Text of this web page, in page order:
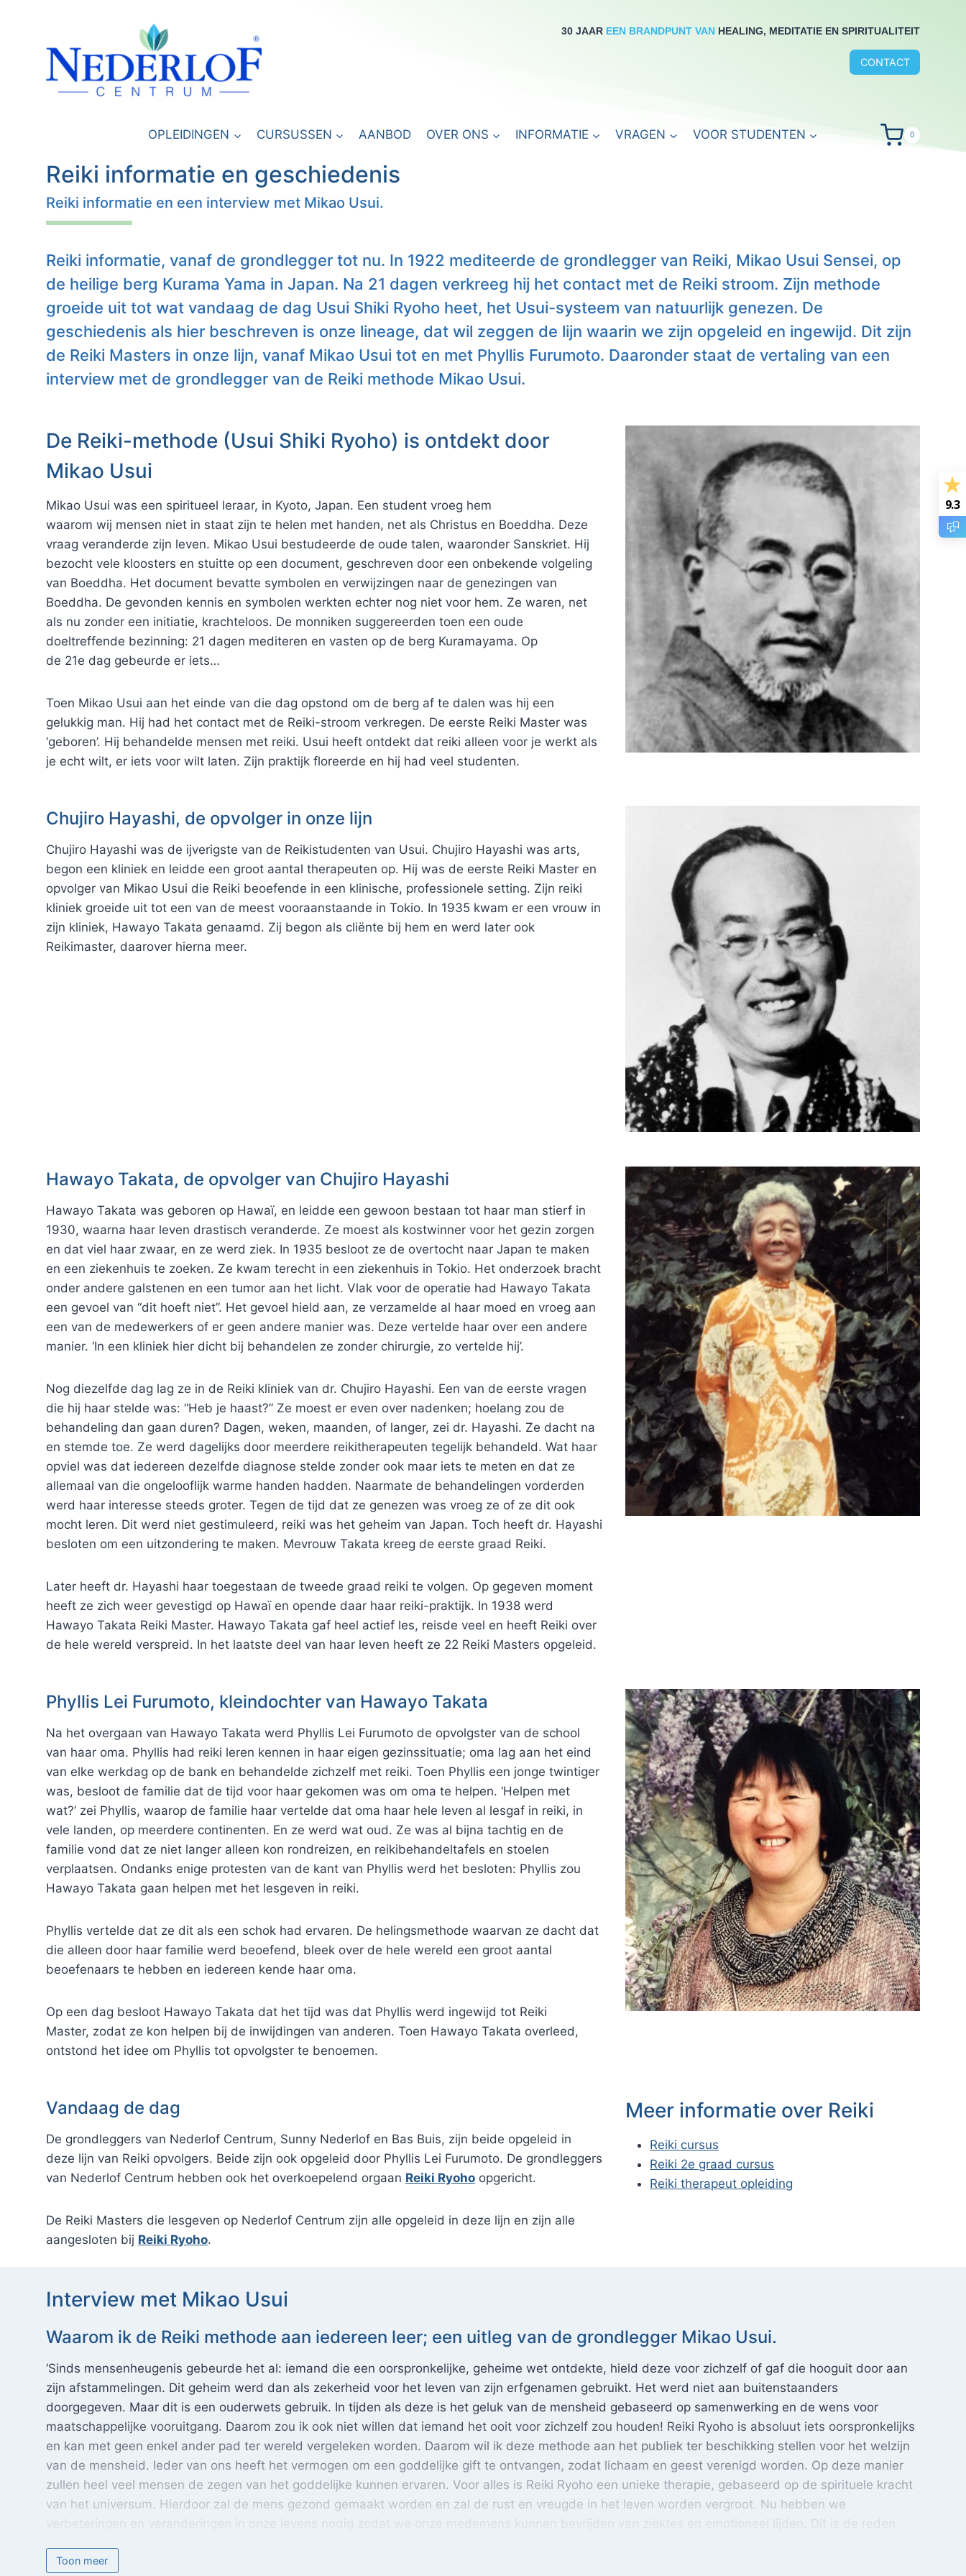
30 JAAR EEN BRANDPUNT VAN HEALING, MEDITATIE EN SPIRITUALITEIT
CONTACT
OPLEIDINGEN CURSUSSEN AANBOD OVER ONS INFORMATIE VRAGEN VOOR STUDENTEN 0
Reiki informatie en geschiedenis
Reiki informatie en een interview met Mikao Usui.
Reiki informatie, vanaf de grondlegger tot nu. In 1922 mediteerde de grondlegger van Reiki, Mikao Usui Sensei, op
de heilige berg Kurama Yama in Japan. Na 21 dagen verkreeg hij het contact met de Reiki stroom. Zijn methode
groeide uit tot wat vandaag de dag Usui Shiki Ryoho heet, het Usui-systeem van natuurlijk genezen. De
geschiedenis als hier beschreven is onze lineage, dat wil zeggen de lijn waarin we zijn opgeleid en ingewijd. Dit zijn
de Reiki Masters in onze lijn, vanaf Mikao Usui tot en met Phyllis Furumoto. Daaronder staat de vertaling van een
interview met de grondlegger van de Reiki methode Mikao Usui.
De Reiki-methode (Usui Shiki Ryoho) is ontdekt door
Mikao Usui
Mikao Usui was een spiritueel leraar, in Kyoto, Japan. Een student vroeg hem
waarom wij mensen niet in staat zijn te helen met handen, net als Christus en Boeddha. Deze
vraag veranderde zijn leven. Mikao Usui bestudeerde de oude talen, waaronder Sanskriet. Hij
bezocht vele kloosters en stuitte op een document, geschreven door een onbekende volgeling
van Boeddha. Het document bevatte symbolen en verwijzingen naar de genezingen van
Boeddha. De gevonden kennis en symbolen werkten echter nog niet voor hem. Ze waren, net
als nu zonder een initiatie, krachteloos. De monniken suggereerden toen een oude
doeltreffende bezinning: 21 dagen mediteren en vasten op de berg Kuramayama. Op
de 21e dag gebeurde er iets…
Toen Mikao Usui aan het einde van die dag opstond om de berg af te dalen was hij een
gelukkig man. Hij had het contact met de Reiki-stroom verkregen. De eerste Reiki Master was
‘geboren’. Hij behandelde mensen met reiki. Usui heeft ontdekt dat reiki alleen voor je werkt als
je echt wilt, er iets voor wilt laten. Zijn praktijk floreerde en hij had veel studenten.
Chujiro Hayashi, de opvolger in onze lijn
Chujiro Hayashi was de ijverigste van de Reikistudenten van Usui. Chujiro Hayashi was arts,
begon een kliniek en leidde een groot aantal therapeuten op. Hij was de eerste Reiki Master en
opvolger van Mikao Usui die Reiki beoefende in een klinische, professionele setting. Zijn reiki
kliniek groeide uit tot een van de meest vooraanstaande in Tokio. In 1935 kwam er een vrouw in
zijn kliniek, Hawayo Takata genaamd. Zij begon als cliënte bij hem en werd later ook
Reikimaster, daarover hierna meer.
Hawayo Takata, de opvolger van Chujiro Hayashi
Hawayo Takata was geboren op Hawaï, en leidde een gewoon bestaan tot haar man stierf in
1930, waarna haar leven drastisch veranderde. Ze moest als kostwinner voor het gezin zorgen
en dat viel haar zwaar, en ze werd ziek. In 1935 besloot ze de overtocht naar Japan te maken
en een ziekenhuis te zoeken. Ze kwam terecht in een ziekenhuis in Tokio. Het onderzoek bracht
onder andere galstenen en een tumor aan het licht. Vlak voor de operatie had Hawayo Takata
een gevoel van “dit hoeft niet”. Het gevoel hield aan, ze verzamelde al haar moed en vroeg aan
een van de medewerkers of er geen andere manier was. Deze vertelde haar over een andere
manier. ‘In een kliniek hier dicht bij behandelen ze zonder chirurgie, zo vertelde hij’.
Nog diezelfde dag lag ze in de Reiki kliniek van dr. Chujiro Hayashi. Een van de eerste vragen
die hij haar stelde was: “Heb je haast?” Ze moest er even over nadenken; hoelang zou de
behandeling dan gaan duren? Dagen, weken, maanden, of langer, zei dr. Hayashi. Ze dacht na
en stemde toe. Ze werd dagelijks door meerdere reikitherapeuten tegelijk behandeld. Wat haar
opviel was dat iedereen dezelfde diagnose stelde zonder ook maar iets te meten en dat ze
allemaal van die ongelooflijk warme handen hadden. Naarmate de behandelingen vorderden
werd haar interesse steeds groter. Tegen de tijd dat ze genezen was vroeg ze of ze dit ook
mocht leren. Dit werd niet gestimuleerd, reiki was het geheim van Japan. Toch heeft dr. Hayashi
besloten om een uitzondering te maken. Mevrouw Takata kreeg de eerste graad Reiki.
Later heeft dr. Hayashi haar toegestaan de tweede graad reiki te volgen. Op gegeven moment
heeft ze zich weer gevestigd op Hawaï en opende daar haar reiki-praktijk. In 1938 werd
Hawayo Takata Reiki Master. Hawayo Takata gaf heel actief les, reisde veel en heeft Reiki over
de hele wereld verspreid. In het laatste deel van haar leven heeft ze 22 Reiki Masters opgeleid.
Phyllis Lei Furumoto, kleindochter van Hawayo Takata
Na het overgaan van Hawayo Takata werd Phyllis Lei Furumoto de opvolgster van de school
van haar oma. Phyllis had reiki leren kennen in haar eigen gezinssituatie; oma lag aan het eind
van elke werkdag op de bank en behandelde zichzelf met reiki. Toen Phyllis een jonge twintiger
was, besloot de familie dat de tijd voor haar gekomen was om oma te helpen. ‘Helpen met
wat?’ zei Phyllis, waarop de familie haar vertelde dat oma haar hele leven al lesgaf in reiki, in
vele landen, op meerdere continenten. En ze werd wat oud. Ze was al bijna tachtig en de
familie vond dat ze niet langer alleen kon rondreizen, en reikibehandeltafels en stoelen
verplaatsen. Ondanks enige protesten van de kant van Phyllis werd het besloten: Phyllis zou
Hawayo Takata gaan helpen met het lesgeven in reiki.
Phyllis vertelde dat ze dit als een schok had ervaren. De helingsmethode waarvan ze dacht dat
die alleen door haar familie werd beoefend, bleek over de hele wereld een groot aantal
beoefenaars te hebben en iedereen kende haar oma.
Op een dag besloot Hawayo Takata dat het tijd was dat Phyllis werd ingewijd tot Reiki
Master, zodat ze kon helpen bij de inwijdingen van anderen. Toen Hawayo Takata overleed,
ontstond het idee om Phyllis tot opvolgster te benoemen.
Vandaag de dag
De grondleggers van Nederlof Centrum, Sunny Nederlof en Bas Buis, zijn beide opgeleid in
deze lijn van Reiki opvolgers. Beide zijn ook opgeleid door Phyllis Lei Furumoto. De grondleggers
van Nederlof Centrum hebben ook het overkoepelend orgaan Reiki Ryoho opgericht.
De Reiki Masters die lesgeven op Nederlof Centrum zijn alle opgeleid in deze lijn en zijn alle
aangesloten bij Reiki Ryoho.
Meer informatie over Reiki
Reiki cursus
Reiki 2e graad cursus
Reiki therapeut opleiding
Interview met Mikao Usui Waarom ik de Reiki methode aan iedereen leer; een uitleg van de grondlegger Mikao Usui. ‘Sinds mensenheugenis gebeurde
Interview met Mikao Usui
Waarom ik de Reiki methode aan iedereen leer; een uitleg van de grondlegger Mikao Usui.
‘Sinds mensenheugenis gebeurde het al: iemand die een oorspronkelijke, geheime wet ontdekte, hield deze voor zichzelf of gaf die hooguit door aan
zijn afstammelingen. Dit geheim werd dan als zekerheid voor het leven van zijn erfgenamen gebruikt. Het werd niet aan buitenstaanders
doorgegeven. Maar dit is een ouderwets gebruik. In tijden als deze is het geluk van de mensheid gebaseerd op samenwerking en de wens voor
maatschappelijke vooruitgang. Daarom zou ik ook niet willen dat iemand het ooit voor zichzelf zou houden! Reiki Ryoho is absoluut iets oorspronkelijks
en kan met geen enkel ander pad ter wereld vergeleken worden. Daarom wil ik deze methode aan het publiek ter beschikking stellen voor het welzijn
van de mensheid. Ieder van ons heeft het vermogen om een goddelijke gift te ontvangen, zodat lichaam en geest verenigd worden. Op deze manier
zullen heel veel mensen de zegen van het goddelijke kunnen ervaren. Voor alles is Reiki Ryoho een unieke therapie, gebaseerd op de spirituele kracht
van het universum. Hierdoor zal de mens gezond gemaakt worden en zal de rust en vreugde in het leven worden vergroot. Nu hebben we
verbeteringen en veranderingen in onze levens nodig zodat we onze medemens kunnen bevrijden van ziektes en emotioneel lijden. Dit is de reden
Toon meer
9.3